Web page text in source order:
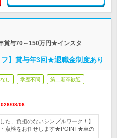
賞与70～150万円★インスタ
】賞与年3回★退職金制度あり
し 学歴不問 第二新卒歓迎
08/06
た、負担のないシンプルワーク！】
点検をお任せします★POINT★車の